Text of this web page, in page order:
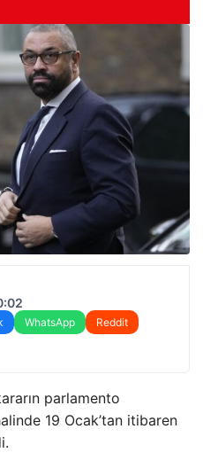
WhatsApp
Reddit
parlamento
19 Ocak’tan itibaren